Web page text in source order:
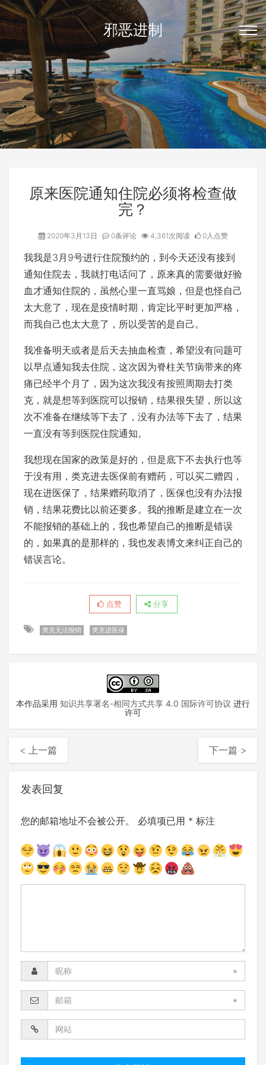
邪恶进制
原来医院通知住院必须将检查做
完？
2020年3月13日 0条评论 4,361次阅读 0人点赞
我我是3月9号进行住院预约的，到今天还没有接到
通知住院去，我就打电话问了，原来真的需要做好验
血才通知住院的，虽然心里一直骂娘，但是也怪自己
太大意了，现在是疫情时期，肯定比平时更加严格，
而我自己也太大意了，所以受苦的是自己。
我准备明天或者是后天去抽血检查，希望没有问题可
以早点通知我去住院，这次因为脊柱关节病带来的疼
痛已经半个月了，因为这次我没有按照周期去打类
克，就是想等到医院可以报销，结果很失望，所以这
次不准备在继续等下去了，没有办法等下去了，结果
一直没有等到医院住院通知。
我想现在国家的政策是好的，但是底下不去执行也等
于没有用，类克进去医保前有赠药，可以买二赠四，
现在进医保了，结果赠药取消了，医保也没有办法报
销，结果花费比以前还要多。我的推断是建立在一次
不能报销的基础上的，我也希望自己的推断是错误
的，如果真的是那样的，我也发表博文来纠正自己的
错误言论。
点赞 分享
类克无法报销 类克进医保
本作品采用 知识共享署名-相同方式共享 4.0 国际许可协议 进行
许可
< 上一篇 下一篇 >
发表回复
您的邮箱地址不会被公开。 必填项已用 * 标注
*
*